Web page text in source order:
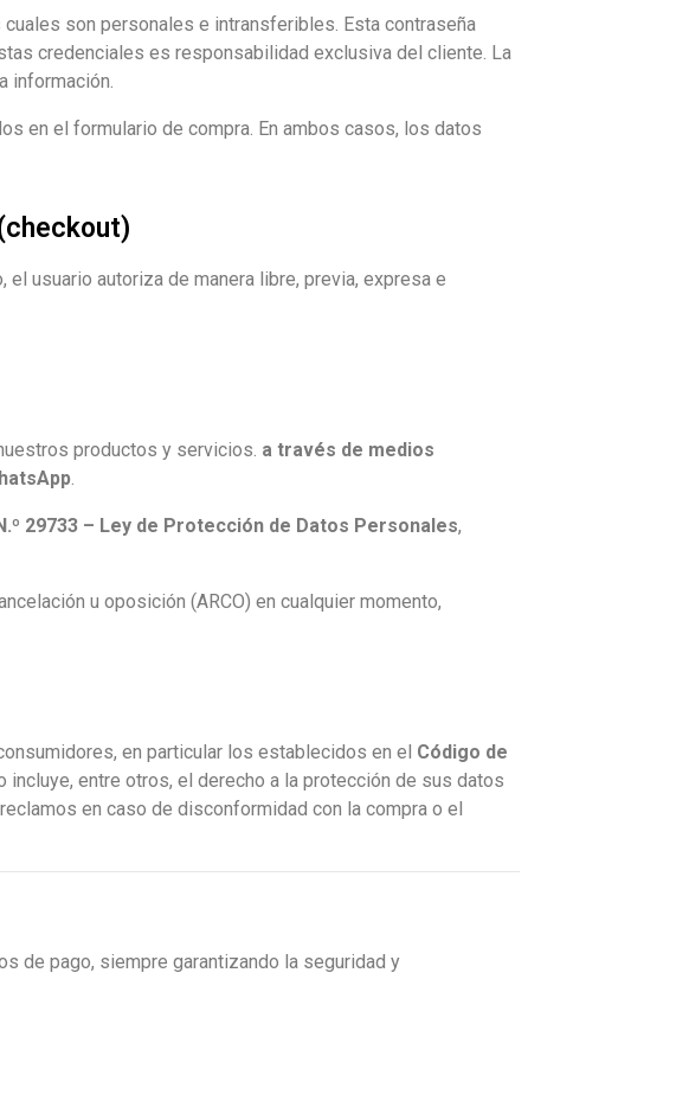
son personales e intransferibles. Esta contraseña
credenciales es responsabilidad exclusiva del cliente. La
información.
en el formulario de compra. En ambos casos, los datos
usuario autoriza de manera libre, previa, expresa e
productos y servicios. a través de medios
.
29733 – Ley de Protección de Datos Personales,
u oposición (ARCO) en cualquier momento,
en particular los establecidos en el Código de
incluye, entre otros, el derecho a la protección de sus datos
en caso de disconformidad con la compra o el
de pago, siempre garantizando la seguridad y